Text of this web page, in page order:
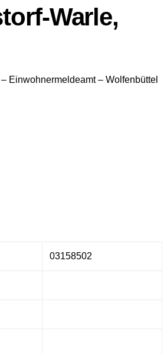
Warle,
– Einwohnermeldeamt – Wolfenbüttel
03158502